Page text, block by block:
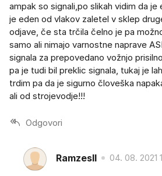
ampak so signali,po slikah vidim da
je eden od vlakov zaletel v sklep
odjave, če sta trčila čelno je pa
samo ali nimajo varnostne naprave
signala za prepovedano vožnjo
pa je tudi bil preklic signala, tukaj je
trdim pa da je sigurno človeška
ali od strojevodje!!!
Odgovori
RamzesII 04. 08. 2021